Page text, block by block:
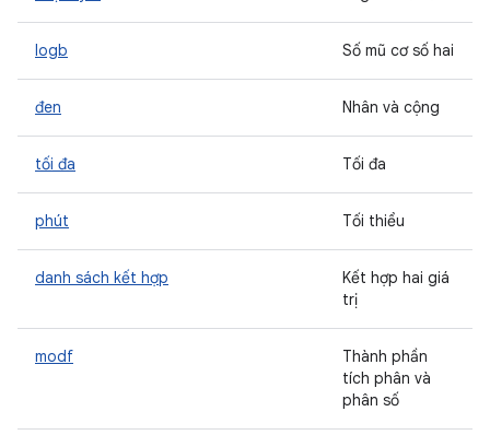
logb Số mũ cơ số hai
đen Nhân và cộng
tối đa Tối đa
phút Tối thiểu
danh sách kết hợp
Kết hợp hai giá
trị
modf
Thành phần
tích phân và
phân số